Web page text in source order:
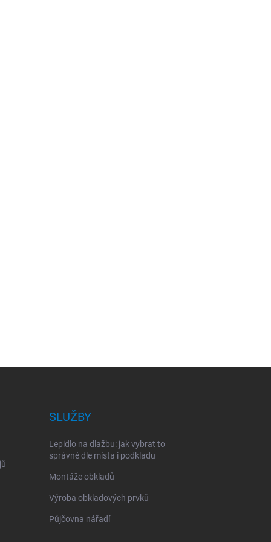
SLUŽBY
Lepidlo na dlažbu: jak vybrat to
správné dle místa i podkladu
Montáže obkladů
Výroba obkladových prvků
Půjčovna nářadí